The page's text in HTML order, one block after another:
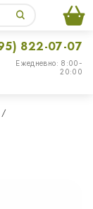
Ежедневно: 8:00-
20:00
822-07-07